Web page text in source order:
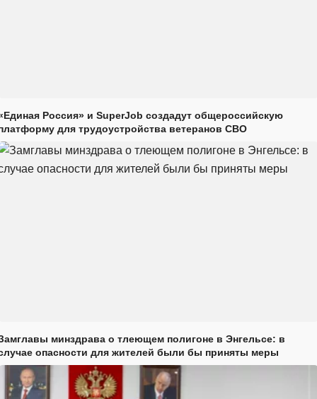
Россия» и SuperJob создадут общероссийскую
для трудоустройства ветеранов СВО
минздрава о тлеющем полигоне в Энгельсе: в
опасности для жителей были бы приняты меры